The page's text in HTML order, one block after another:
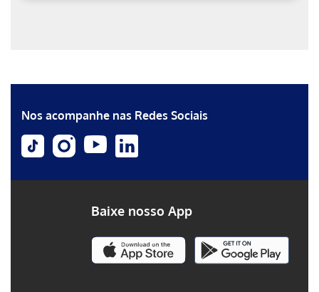
Nos acompanhe nas Redes Sociais
Baixe nosso App